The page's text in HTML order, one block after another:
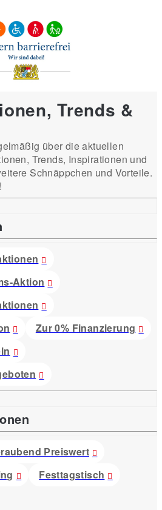
Trends &
über die aktuellen
Trends, Inspirationen und
Schnäppchen und Vorteile.
Aktion
Zur 0% Finanzierung
Preiswert
Festtagstisch